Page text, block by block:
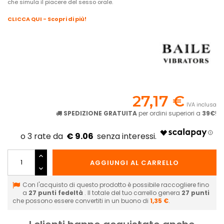
che simula il piacere del sesso orale.
CLICCA QUI - Scopri di più!
27,17 € IVA inclusa
SPEDIZIONE GRATUITA per ordini superiori a 39€!
€ 9.06
AGGIUNGI AL CARRELLO
Con l'acquisto di questo prodotto è possibile raccogliere fino
a 27 punti fedeltà . Il totale del tuo carrello genera 27 punti
che possono essere convertiti in un buono di 1,35 €.